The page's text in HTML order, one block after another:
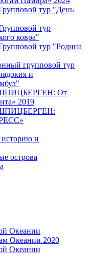
тур "День
тур
ковра"
тур "Родина
групповой тур
и
От
2019
историю и
острова
Океании
Океании 2020
Океании